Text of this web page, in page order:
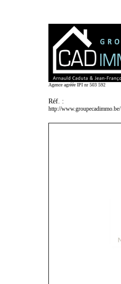
Agence agréée IPI nr 503 592
Réf. :
http://www.groupecadimmo.be/